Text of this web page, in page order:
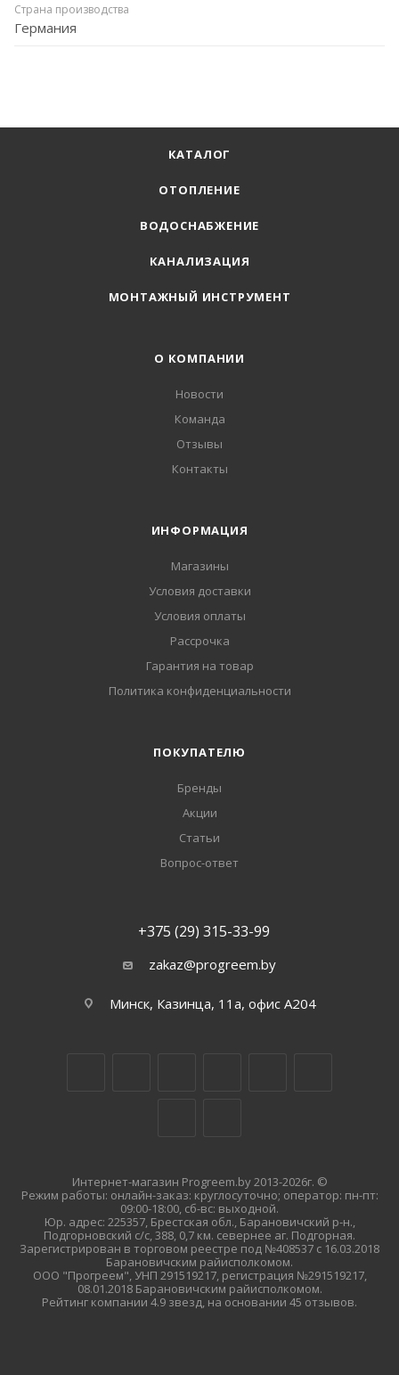
Страна производства
Германия
КАТАЛОГ
ОТОПЛЕНИЕ
ВОДОСНАБЖЕНИЕ
КАНАЛИЗАЦИЯ
МОНТАЖНЫЙ ИНСТРУМЕНТ
О КОМПАНИИ
Новости
Команда
Отзывы
Контакты
ИНФОРМАЦИЯ
Магазины
Условия доставки
Условия оплаты
Рассрочка
Гарантия на товар
Политика конфиденциальности
ПОКУПАТЕЛЮ
Бренды
Акции
Статьи
Вопрос-ответ
+375 (29) 315-33-99
zakaz@progreem.by
Минск, Казинца, 11а, офис А204
Интернет-магазин Progreem.by 2013-2026г. ©
Режим работы: онлайн-заказ: круглосуточно; оператор: пн-пт:
09:00-18:00, сб-вс: выходной.
Юр. адрес: 225357, Брестская обл., Барановичский р-н.,
Подгорновский с/с, 388, 0,7 км. севернее аг. Подгорная.
Зарегистрирован в торговом реестре под №408537 с 16.03.2018
Барановичским райисполкомом.
ООО "Прогреем", УНП 291519217, регистрация №291519217,
08.01.2018 Барановичским райисполкомом.
Рейтинг компании 4.9 звезд, на основании 45 отзывов.